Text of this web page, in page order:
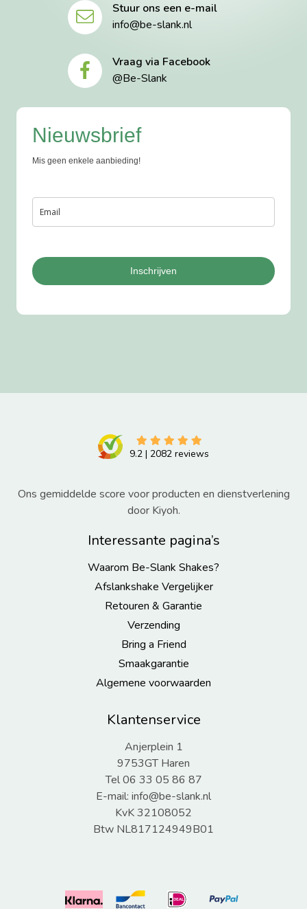
Stuur ons een e-mail
info@be-slank.nl
Vraag via Facebook
@Be-Slank
Nieuwsbrief
Mis geen enkele aanbieding!
Inschrijven
9.2 | 2082 reviews
Ons gemiddelde score voor producten en dienstverlening
door Kiyoh.
Interessante pagina’s
Waarom Be-Slank Shakes?
Afslankshake Vergelijker
Retouren & Garantie
Verzending
Bring a Friend
Smaakgarantie
Algemene voorwaarden
Klantenservice
Anjerplein 1
9753GT Haren
Tel 06 33 05 86 87
E-mail: info@be-slank.nl
KvK 32108052
Btw NL817124949B01